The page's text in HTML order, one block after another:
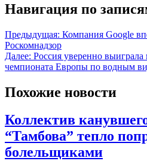
Навигация по
Предыдущая: Компания Google
Роскомнадзор
Далее: Россия уверенно выиграла
чемпионата Европы по водным
Похожие новости
Коллектив
“Тамбова” тепло
болельщиками